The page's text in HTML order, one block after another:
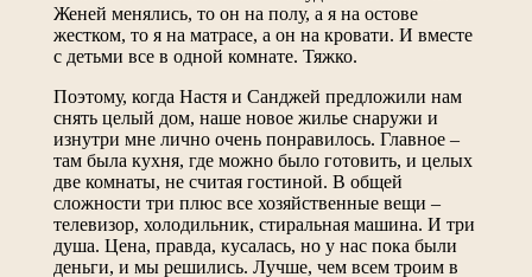
Женей менялись, то он на полу, а я на остове
жестком, то я на матрасе, а он на кровати. И вместе
с детьми все в одной комнате. Тяжко.
Поэтому, когда Настя и Санджей предложили нам
снять целый дом, наше новое жилье снаружи и
изнутри мне лично очень понравилось. Главное –
там была кухня, где можно было готовить, и целых
две комнаты, не считая гостиной. В общей
сложности три плюс все хозяйственные вещи –
телевизор, холодильник, стиральная машина. И три
душа. Цена, правда, кусалась, но у нас пока были
деньги, и мы решились. Лучше, чем всем троим в